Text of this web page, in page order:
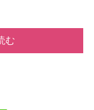
む